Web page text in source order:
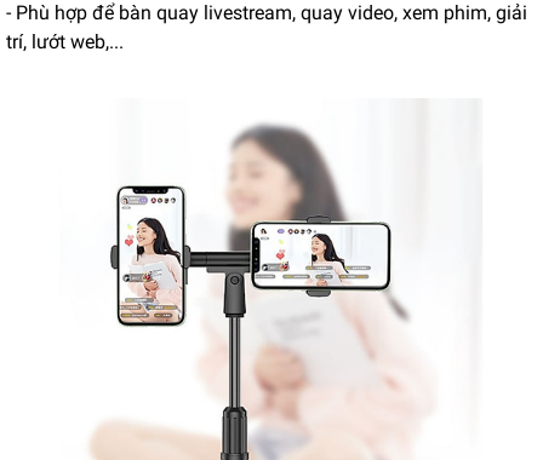
- Phù hợp để bàn quay livestream, quay video, xem phim, giải
trí, lướt web,...